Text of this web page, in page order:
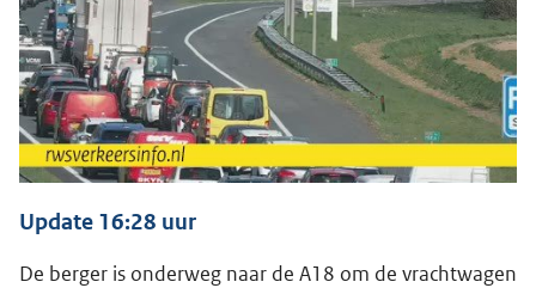
Update 16:28 uur
De berger is onderweg naar de A18 om de vrachtwagen